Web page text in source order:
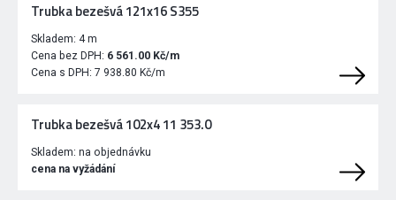
Trubka bezešvá 121x16 S355
Skladem: 4 m
Cena bez DPH: 6 561.00 Kč/m
Cena s DPH: 7 938.80 Kč/m
Trubka bezešvá 102x4 11 353.0
Skladem: na objednávku
cena na vyžádání